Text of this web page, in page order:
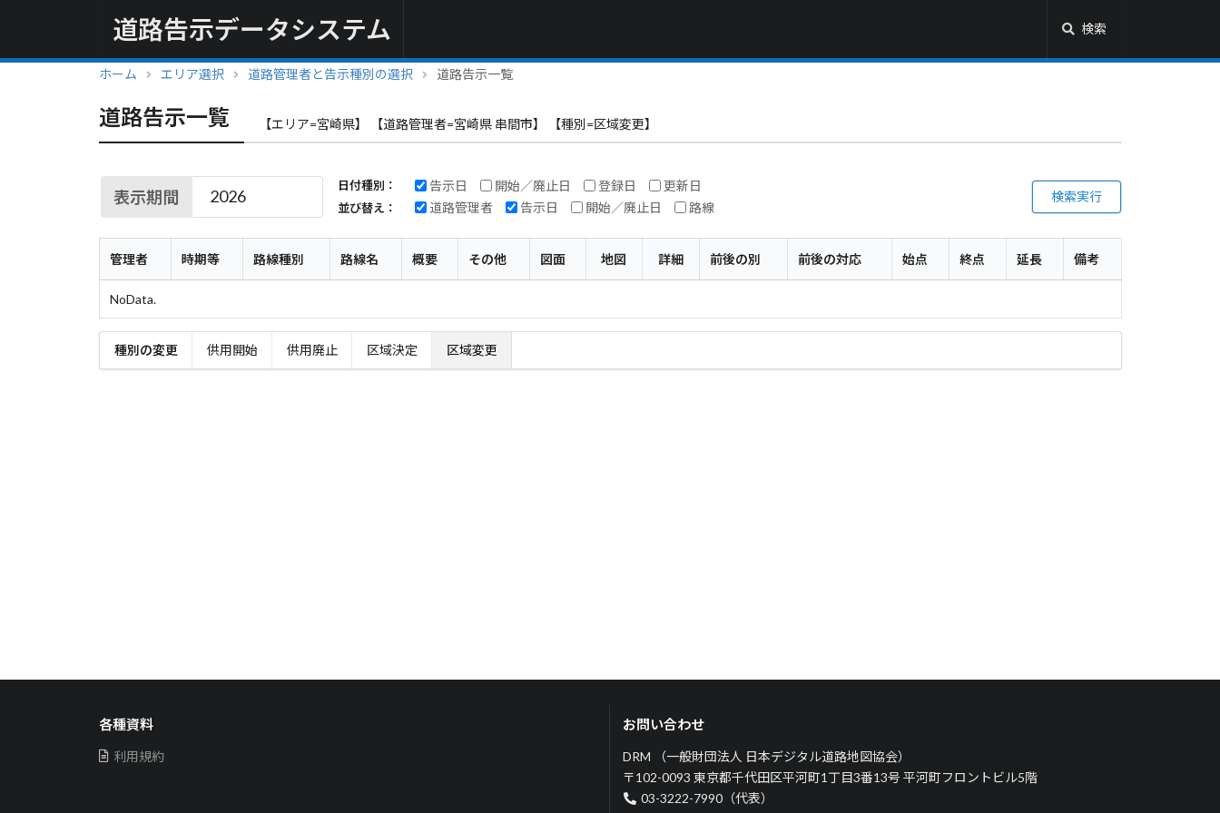
道路告示データシステム 検索
ホーム エリア選択 道路管理者と告示種別の選択 道路告示一覧
道路告示一覧 【エリア=宮崎県】 【道路管理者=宮崎県 串間市】 【種別=区域変更】
表示期間
日付種別： 告示日 開始／廃止日 登録日 更新日
並び替え： 道路管理者 告示日 開始／廃止日 路線
検索実行
管理者 時期等 路線種別 路線名 概要 その他 図面 地図 詳細 前後の別 前後の対応 始点 終点 延長 備考
NoData.
種別の変更 供用開始 供用廃止 区域決定 区域変更
各種資料
利用規約
お問い合わせ
DRM （一般財団法人 日本デジタル道路地図協会）
〒102-0093 東京都千代田区平河町1丁目3番13号 平河町フロントビル5階
03-3222-7990（代表）